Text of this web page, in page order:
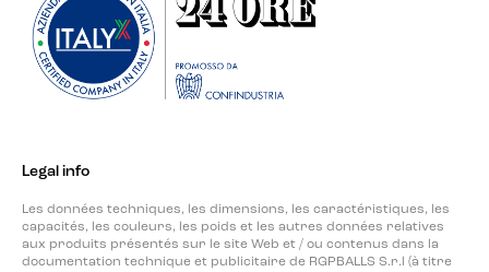
Legal info
Les données techniques, les dimensions, les caractéristiques, les
capacités, les couleurs, les poids et les autres données relatives
aux produits présentés sur le site Web et / ou contenus dans la
documentation technique et publicitaire de RGPBALLS S.r.l (à titre